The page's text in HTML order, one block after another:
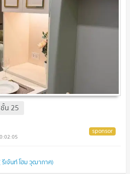
ชั้น 25
เจ้นท์ โฮม วุฒากาศ)